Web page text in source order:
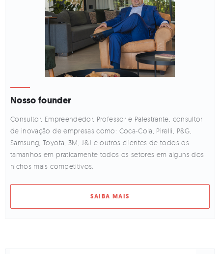
Nosso founder
Consultor, Empreendedor, Professor e Palestrante, consultor
de inovação de empresas como: Coca-Cola, Pirelli, P&G,
Samsung, Toyota, 3M, J&J e outros clientes de todos os
tamanhos em praticamente todos os setores em alguns dos
nichos mais competitivos.
SAIBA MAIS